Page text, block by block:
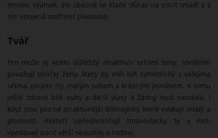
mnoho výjimek, ale obecně se klade důraz na pocit mládí a s
tím spojená možnost plodnosti.
Tvář
Pro muže je velmi důležitý atraktivní vzhled ženy. Ideálním
považují obličej ženy, který by měl být symetrický s velkýma
očima, plnými rty, malým nosem a krásným úsměvem. K tomu
ještě zdravé bílé zuby a delší vlasy a žádný muž neodolá. I
když jsou pro ně atraktivnější blondýnky, které evokují mládí a
plodnost, někteří upřednostňují tmavovlásky, ty v nich
vyvolávají pocit větší sexuality a rodiny.